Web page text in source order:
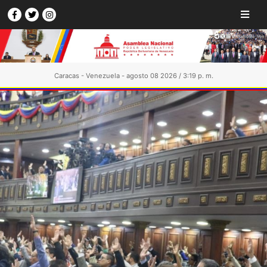
Caracas - Venezuela - agosto 08 2026 / 3:19 p. m.